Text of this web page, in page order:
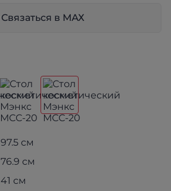
Связаться в МАХ
97.5 см
76.9 см
41 см